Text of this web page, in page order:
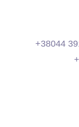
+38044